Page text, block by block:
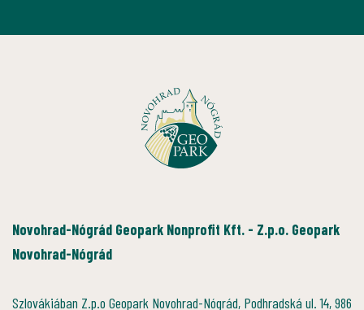
Novohrad-Nógrád Geopark Nonprofit Kft. - Z.p.o. Geopark
Novohrad-Nógrád
Szlovákiában Z.p.o Geopark Novohrad-Nógrád, Podhradská ul. 14, 986